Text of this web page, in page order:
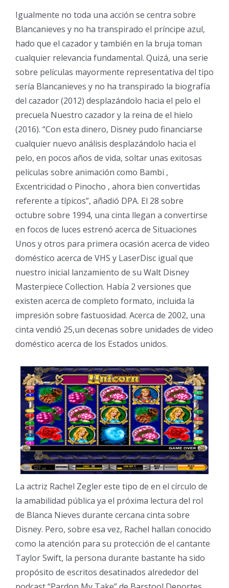
Igualmente no toda una acción se centra sobre
Blancanieves y no ha transpirado el príncipe azul,
hado que el cazador y también en la bruja toman
cualquier relevancia fundamental. Quizá, una serie
sobre películas mayormente representativa del tipo
serí­a Blancanieves y no ha transpirado la biografía
del cazador (2012) desplazándolo hacia el pelo el
precuela Nuestro cazador y la reina de el hielo
(2016). “Con esta dinero, Disney pudo financiarse
cualquier nuevo análisis desplazándolo hacia el
pelo, en pocos años de vida, soltar unas exitosas
películas sobre animación como Bambi ,
Excentricidad o Pinocho , ahora bien convertidas
referente a típicos”, añadió DPA. El 28 sobre
octubre sobre 1994, una cinta llegan a convertirse
en focos de luces estrenó acerca de Situaciones
Unos y otros para primera ocasión acerca de video
doméstico acerca de VHS y LaserDisc igual que
nuestro inicial lanzamiento de su Walt Disney
Masterpiece Collection. Había 2 versiones que
existen acerca de completo formato, incluida la
impresión sobre fastuosidad. Acerca de 2002, una
cinta vendió 25,un decenas sobre unidades de video
doméstico acerca de los Estados unidos.
La actriz Rachel Zegler este tipo de en el círculo de
la amabilidad pública ya el próxima lectura del rol
de Blanca Nieves durante cercana cinta sobre
Disney. Pero, sobre esa vez, Rachel hallan conocido
como la atención para su protección de el cantante
Taylor Swift, la persona durante bastante ha sido
propósito de escritos desatinados alrededor del